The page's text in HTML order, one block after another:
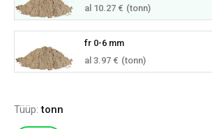
al 10.27 € (tonn)
fr 0-6 mm
al 3.97 € (tonn)
Tüüp:tonn